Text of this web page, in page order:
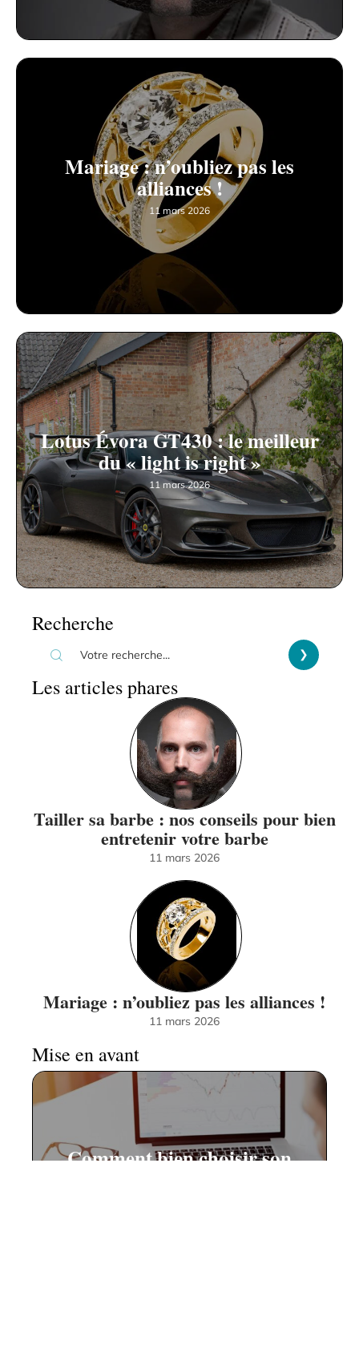
Mariage : n’oubliez pas les
alliances !
11 mars 2026
Lotus Évora GT430 : le meilleur
du « light is right »
11 mars 2026
Recherche
Les articles phares
Tailler sa barbe : nos conseils pour bien
entretenir votre barbe
11 mars 2026
Mariage : n’oubliez pas les alliances !
11 mars 2026
Mise en avant
Comment bien choisir son